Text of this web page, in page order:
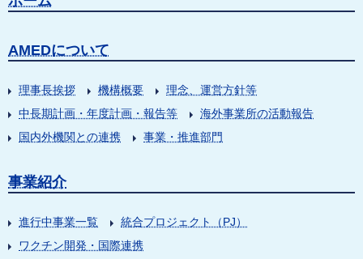
AMEDについて
理事長挨拶 機構概要
理念、運営方針等
中長期計画・年度計画・報告等
海外事業所の活動報告
国内外機関との連携
事業・推進部門
事業紹介
進行中事業一覧
統合プロジェクト（PJ）
ワクチン開発・国際連携